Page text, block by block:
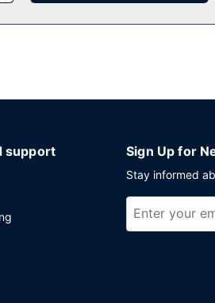
tot 10.30 uur en in het weekend is dit
support Sign Up for
Stay informed